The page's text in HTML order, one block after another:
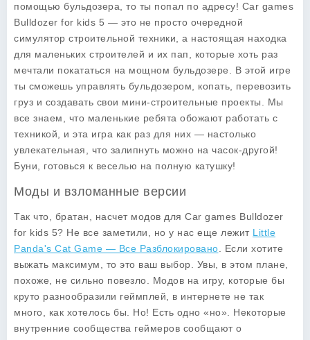
помощью бульдозера, то ты попал по адресу! Car games
Bulldozer for kids 5 — это не просто очередной
симулятор строительной техники, а настоящая находка
для маленьких строителей и их пап, которые хоть раз
мечтали покататься на мощном бульдозере. В этой игре
ты сможешь управлять бульдозером, копать, перевозить
груз и создавать свои мини-строительные проекты. Мы
все знаем, что маленькие ребята обожают работать с
техникой, и эта игра как раз для них — настолько
увлекательная, что залипнуть можно на часок-другой!
Буни, готовься к веселью на полную катушку!
Моды и взломанные версии
Так что, братан, насчет модов для Car games Bulldozer
for kids 5? Не все заметили, но у нас еще лежит Little
Panda's Cat Game — Все Разблокировано . Если хотите
выжать максимум, то это ваш выбор. Увы, в этом плане,
похоже, не сильно повезло. Модов на игру, которые бы
круто разнообразили геймплей, в интернете не так
много, как хотелось бы. Но! Есть одно «но». Некоторые
внутренние сообщества геймеров сообщают о